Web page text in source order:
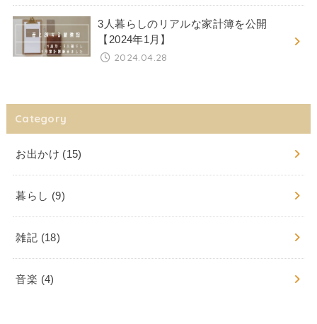
3人暮らしのリアルな家計簿を公開
【2024年1月】
2024.04.28
Category
お出かけ (15)
暮らし (9)
雑記 (18)
音楽 (4)